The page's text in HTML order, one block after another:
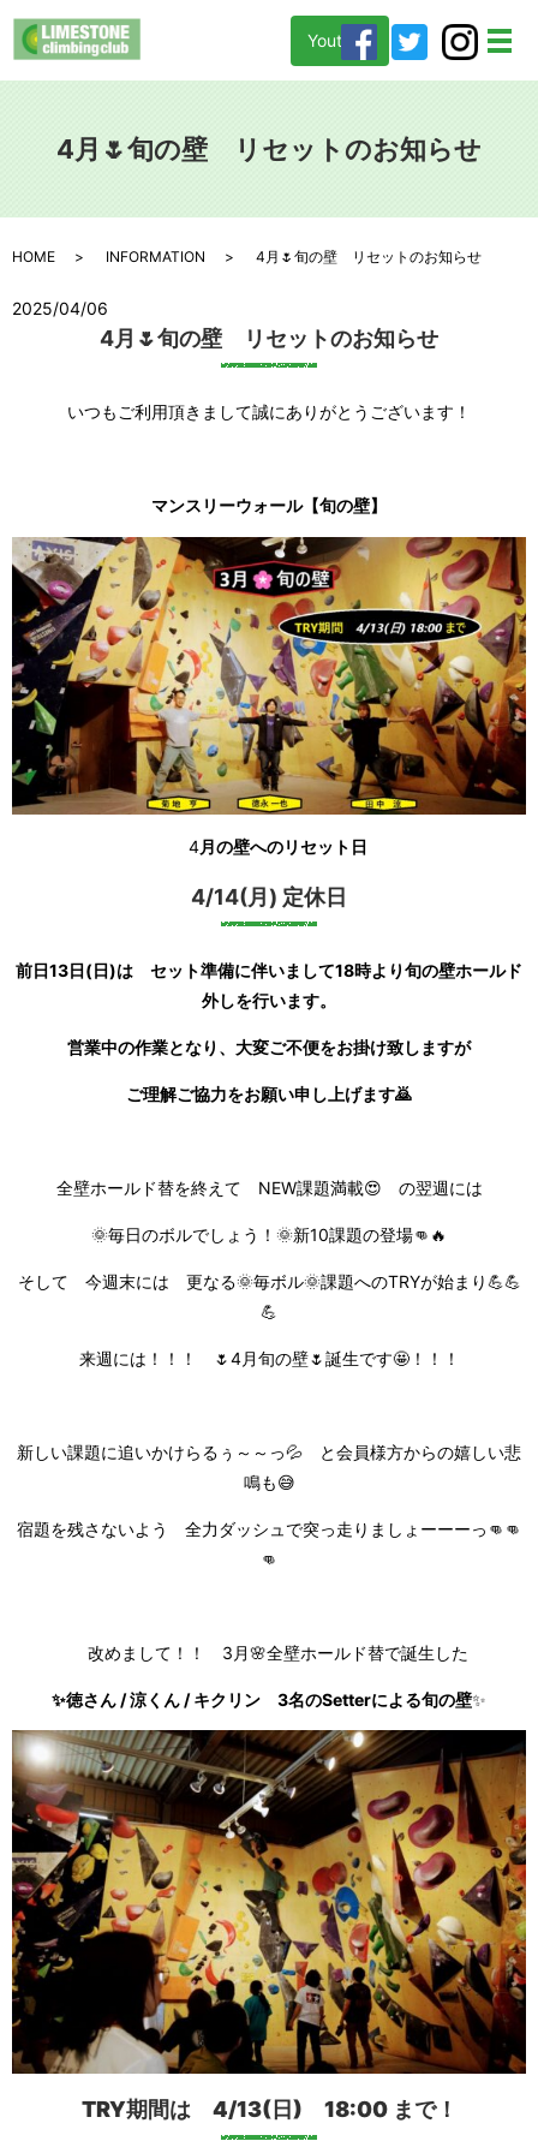
メ
Youtube
4月🌷旬の壁 リセットのお知らせ
HOME INFORMATION 4月🌷旬の壁 リセットのお知らせ
2025/04/06
4月🌷旬の壁 リセットのお知らせ
いつもご利用頂きまして誠にありがとうございます！
マンスリーウォール【旬の壁】
4月の壁へのリセット日
4/14(月) 定休日
前日13日(日)は セット準備に伴いまして18時より旬の壁ホールド
外しを行います。
営業中の作業となり、大変ご不便をお掛け致しますが
ご理解ご協力をお願い申し上げます🙇
全壁ホールド替を終えて NEW課題満載😍 の翌週には
🌞毎日のボルでしょう！🌞新10課題の登場👊🔥
そして 今週末には 更なる🌞毎ボル🌞課題へのTRYが始まり💪💪
💪
来週には！！！ 🌷4月旬の壁🌷誕生です🤩！！！
新しい課題に追いかけらるぅ～～っ💦 と会員様方からの嬉しい悲
鳴も😅
宿題を残さないよう 全力ダッシュで突っ走りましょーーーっ👊👊
👊
改めまして！！ 3月🌸全壁ホールド替で誕生した
✨徳さん / 涼くん / キクリン 3名のSetterによる旬の壁✨
TRY期間は 4/13(日) 18:00まで！